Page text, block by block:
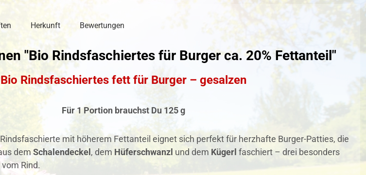
Herkunft Bewertungen
"Bio Rindsfaschiertes für Burger ca. 20% Fettanteil"
Bio Rindsfaschiertes fett für Burger – gesalzen
Für 1 Portion brauchst Du 125 g
mit höherem Fettanteil eignet sich perfekt für herzhafte Burger-Patties, die
dem Schalendeckel, dem Hüferschwanzl und dem Kügerl faschiert – drei besonders
Rind.